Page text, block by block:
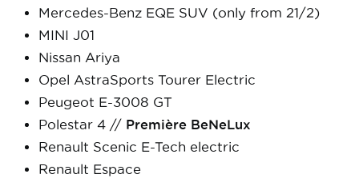
Mercedes-Benz EQE SUV (only from 21/2)
MINI J01
Nissan Ariya
Opel AstraSports Tourer Electric
Peugeot E-3008 GT
Polestar 4 // Première BeNeLux
Renault Scenic E-Tech electric
Renault Espace